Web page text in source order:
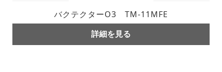
バクテクターO3 TM-11MFE
詳細を見る